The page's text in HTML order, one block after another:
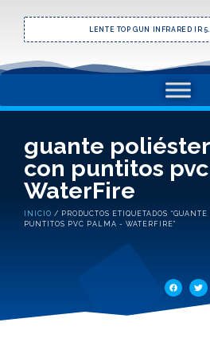
LENTE TOP GUN INFRARED IR
guante
con puntitos
WaterFire
INICIO / PRODUCTOS ETIQUETADOS
PUNTITOS PVC PALMA - WATERFIRE”